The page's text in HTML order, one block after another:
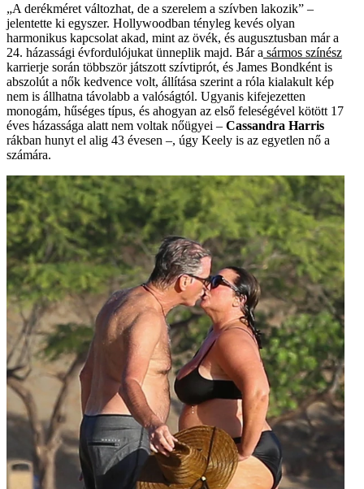
„A derékméret változhat, de a szerelem a szívben lakozik” –
jelentette ki egyszer. Hollywoodban tényleg kevés olyan
harmonikus kapcsolat akad, mint az övék, és augusztusban már a
24. házassági évfordulójukat ünneplik majd. Bár a sármos színész
karrierje során többször játszott szívtiprót, és James Bondként is
abszolút a nők kedvence volt, állítása szerint a róla kialakult kép
nem is állhatna távolabb a valóságtól. Ugyanis kifejezetten
monogám, hűséges típus, és ahogyan az első feleségével kötött 17
éves házassága alatt nem voltak nőügyei – Cassandra Harris
rákban hunyt el alig 43 évesen –, úgy Keely is az egyetlen nő a
számára.